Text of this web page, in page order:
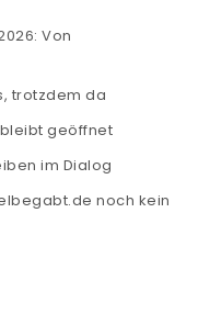
Von
trotzdem da
geöffnet
im Dialog
noch kein